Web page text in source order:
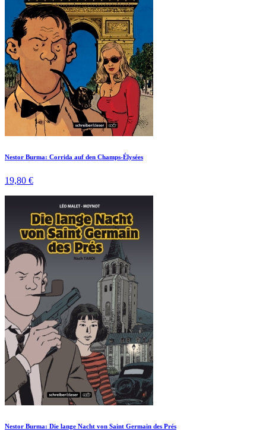
Nestor Burma: Corrida auf den Champs-Élysées
19,80 €
Nestor Burma: Die lange Nacht von Saint Germain des Prés